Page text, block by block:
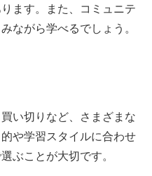
ます。また、コミュニテ
ながら学べるでしょう。
い切りなど、さまざまな
や学習スタイルに合わせ
ぶことが大切です。